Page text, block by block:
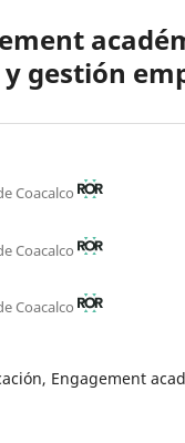
gestión
Coacalco
Coacalco
Coacalco
Engagement